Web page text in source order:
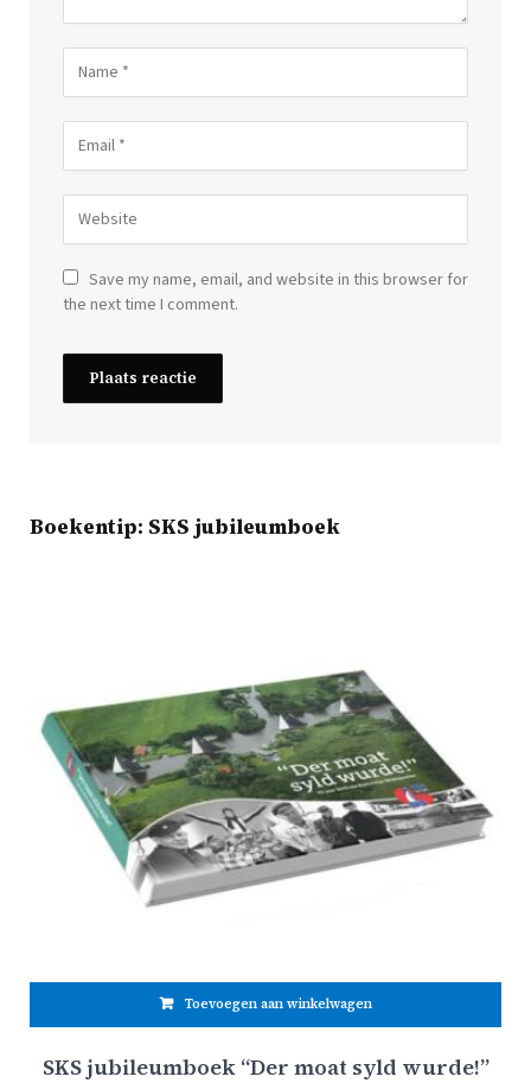
Save my name, email, and website in this browser for
the next time I comment.
Boekentip: SKS jubileumboek
Toevoegen aan winkelwagen
SKS jubileumboek “Der moat syld wurde!”